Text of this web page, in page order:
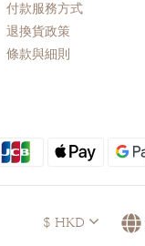
付款服務方式
退換貨政策
條款與細則
$ HKD